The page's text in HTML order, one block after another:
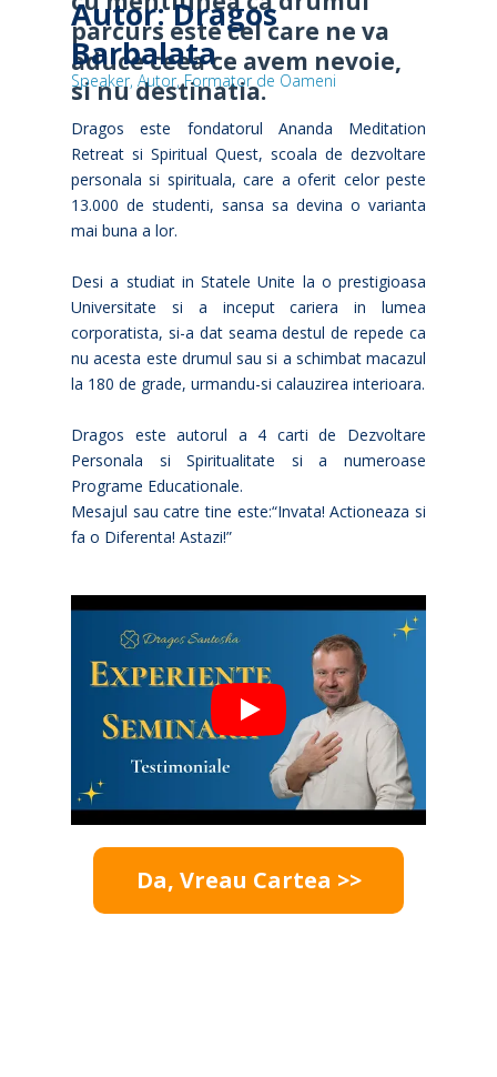
parcurs este cel care ne va
aduce ceea ce avem nevoie,
si nu destinatia.
Autor: Dragos
Barbalata
Speaker, Autor, Formator de Oameni
Dragos este fondatorul Ananda Meditation
Retreat si Spiritual Quest, scoala de dezvoltare
personala si spirituala, care a oferit celor peste
13.000 de studenti, sansa sa devina o varianta
mai buna a lor.
Desi a studiat in Statele Unite la o prestigioasa
Universitate si a inceput cariera in lumea
corporatista, si-a dat seama destul de repede ca
nu acesta este drumul sau si a schimbat macazul
la 180 de grade, urmandu-si calauzirea interioara.
Dragos este autorul a 4 carti de Dezvoltare
Personala si Spiritualitate si a numeroase
Programe Educationale.
Mesajul sau catre tine este:“Invata! Actioneaza si
fa o Diferenta! Astazi!”
Da, Vreau Cartea >>